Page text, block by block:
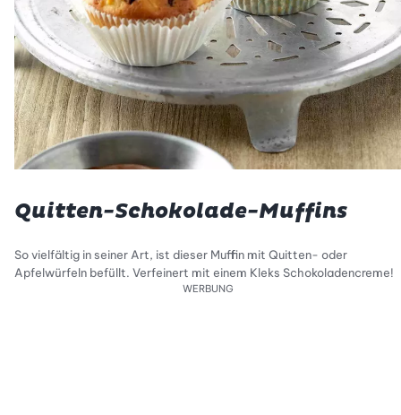
Quitten-Schokolade-Muffins
So vielfältig in seiner Art, ist dieser Muffin mit Quitten- oder
Apfelwürfeln befüllt. Verfeinert mit einem Kleks Schokoladencreme!
WERBUNG